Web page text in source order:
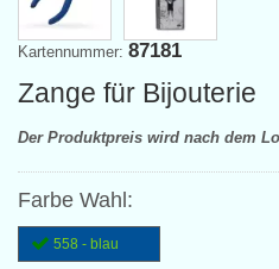
Kartennummer: 87181
Zange für Bijouterie
Der Produktpreis wird nach dem
Farbe Wahl:
558 - blau